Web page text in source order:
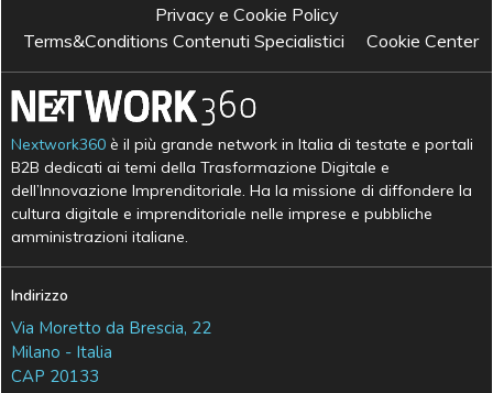
Privacy e Cookie Policy
Terms&Conditions Contenuti Specialistici
Cookie Center
Nextwork360 è il più grande network in Italia di testate e portali
B2B dedicati ai temi della Trasformazione Digitale e
dell’Innovazione Imprenditoriale. Ha la missione di diffondere la
cultura digitale e imprenditoriale nelle imprese e pubbliche
amministrazioni italiane.
Indirizzo
Via Moretto da Brescia, 22
Milano - Italia
CAP 20133